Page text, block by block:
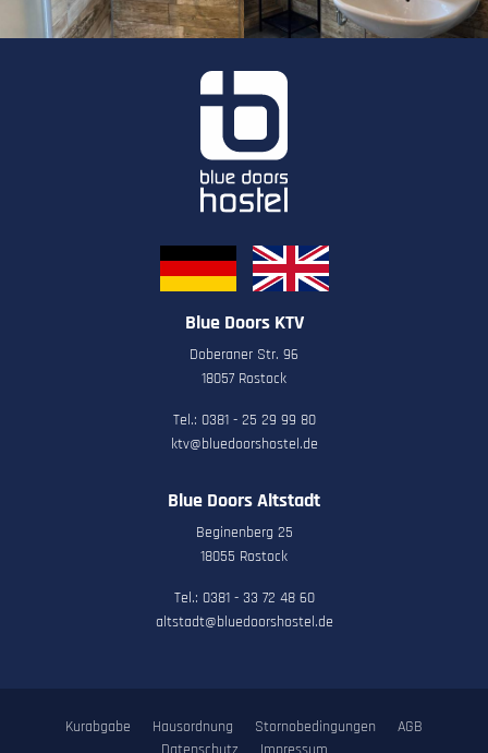
Blue Doors KTV
Doberaner Str. 96
18057 Rostock
Tel.: 0381 - 25 29 99 80
ktv@bluedoorshostel.de
Blue Doors Altstadt
Beginenberg 25
18055 Rostock
Tel.: 0381 - 33 72 48 60
altstadt@bluedoorshostel.de
Kurabgabe Hausordnung Stornobedingungen
AGB